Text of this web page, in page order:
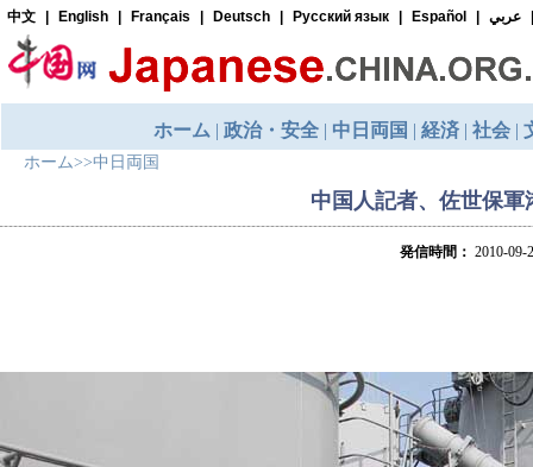
ホーム>>中日両国
中国人記者、佐世保
発信時間： 2010-